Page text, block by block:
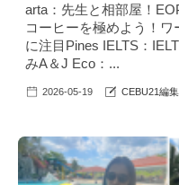
arta：先生と相部屋！
コーヒーを極めよう！
に注目Pines IELTS：
みA＆J Eco：...
2026-05-19 CEBU21編